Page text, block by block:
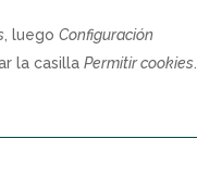
, luegoConfiguración
la casillaPermitir cookies